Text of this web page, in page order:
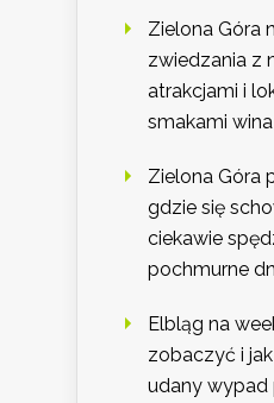
Zielona Góra
zwiedzania z
atrakcjami i
smakami wina
Zielona Góra
gdzie się
ciekawie
pochmurne
Elbląg na
zobaczyć i
udany wypad